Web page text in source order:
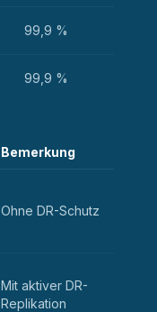
99,9 %
99,9 %
Bemerkung
Ohne DR-Schutz
Mit aktiver DR-
Replikation